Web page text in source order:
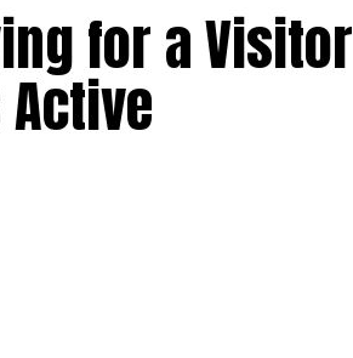
for a Visitor